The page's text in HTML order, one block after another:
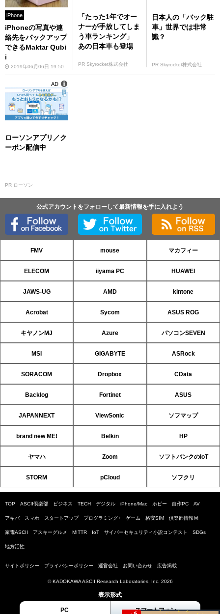
iPhone
iPhoneの写真や連
絡先をバックアップ
できるMaktar Qubi
i
2019年06月06日 19:50
「たった1年でオー
ナーが手放してしま
う車ランキング」
あの日本車も登場
PR Skyrocket株式会社
日本人の「バック駐
車」世界では非常
識？
PR Skyrocket株式会社
ローソンアプリ／ク
ーポン配信中
PR ローソン
AD
公式アカウントをフォローして最新情報を手に入れよう
FMV mouse マカフィー
ELECOM iiyama PC HUAWEI
JAWS-UG AMD kintone
Acrobat Sycom ASUS ROG
キヤノンMJ Azure パソコンSEVEN
MSI GIGABYTE ASRock
SORACOM Dropbox CData
Backlog Fortinet ASUS
JAPANNEXT ViewSonic ソフマップ
brand new ME! Belkin HP
ヤマハ Zoom ソフトバンクのIoT
STORM pCloud ソフクリ
TOP ASCII倶楽部 ビジネス TECH デジタル iPhone/Mac ホビー 自作PC AV
アキバ スマホ スタートアップ プログラミング+ ゲーム 格安SIM 倶楽部情報局
家電ASCII アスキーグルメ MITTR IoT サイバーセキュリティ小説コンテスト SDGs
地方活性
サイトポリシー プライバシーポリシー 運営会社 お問い合わせ 広告掲載
© KADOKAWA ASCII Research Laboratories, Inc. 2026
表示形式
PC スマートフォン